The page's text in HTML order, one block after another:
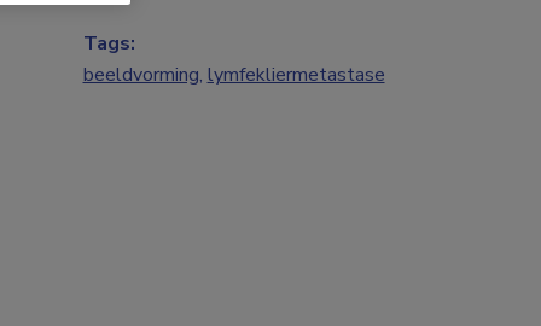
Tags:
beeldvorming, lymfekliermetastase